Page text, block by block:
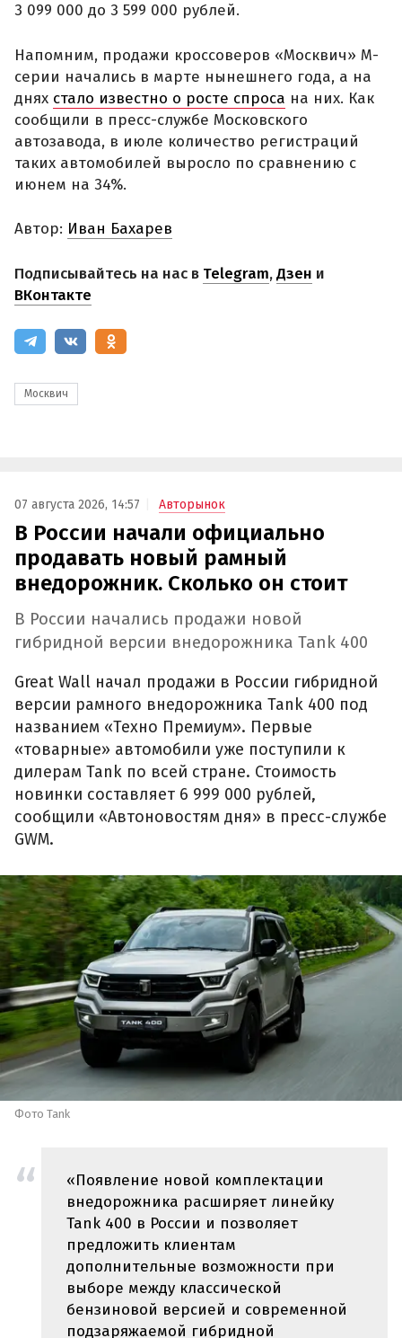
3 099 000 до 3 599 000 рублей.
Напомним, продажи кроссоверов «Москвич» М-
серии начались в марте нынешнего года, а на
днях стало известно о росте спроса на них. Как
сообщили в пресс-службе Московского
автозавода, в июле количество регистраций
таких автомобилей выросло по сравнению с
июнем на 34%.
Автор: Иван Бахарев
Подписывайтесь на нас в Telegram,Дзен и
ВКонтакте
Москвич
07 августа 2026, 14:57 Авторынок
В России начали официально
продавать новый рамный
внедорожник. Сколько он стоит
В России начались продажи новой
гибридной версии внедорожника Tank 400
Great Wall начал продажи в России гибридной
версии рамного внедорожника Tank 400 под
названием «Техно Премиум». Первые
«товарные» автомобили уже поступили к
дилерам Tank по всей стране. Стоимость
новинки составляет 6 999 000 рублей,
сообщили «Автоновостям дня» в пресс-службе
GWM.
Фото Tank
«Появление новой комплектации
внедорожника расширяет линейку
Tank 400 в России и позволяет
предложить клиентам
дополнительные возможности при
выборе между классической
бензиновой версией и современной
подзаряжаемой гибридной